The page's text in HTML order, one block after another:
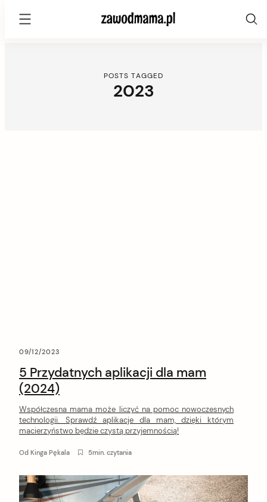
zawodmama.pl
POSTS TAGGED
2023
09/12/2023
5 Przydatnych aplikacji dla mam
(2024)
Współczesna mama może liczyć na pomoc nowoczesnych
technologii. Sprawdź aplikacje dla mam, dzięki którym
macierzyństwo będzie czystą przyjemnością!
Od Kinga Pękala 5min. czytania